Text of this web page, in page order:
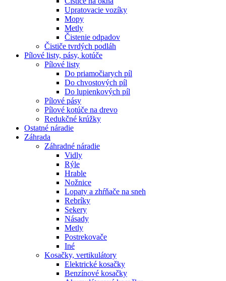
Upratovacie vozíky
Mopy
Metly
Čistenie odpadov
Čističe tvrdých podláh
Pílové listy, pásy, kotúče
Pílové listy
Do priamočiarych píl
Do chvostových píl
Do lupienkových píl
Pílové pásy
Pílové kotúče na drevo
Redukčné krúžky
Ostatné náradie
Záhrada
Záhradné náradie
Vidly
Rýle
Hrable
Nožnice
Lopaty a zhŕňače na sneh
Rebríky
Sekery
Násady
Metly
Postrekovače
Iné
Kosačky, vertikulátory
Elektrické kosačky
Benzínové kosačky